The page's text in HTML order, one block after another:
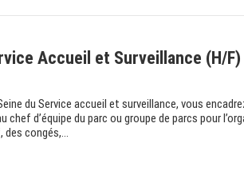
Accueil et Surveillance (H/F)
du Service accueil et surveillance, vous
chef d’équipe du parc ou groupe de parcs pour
congés,...